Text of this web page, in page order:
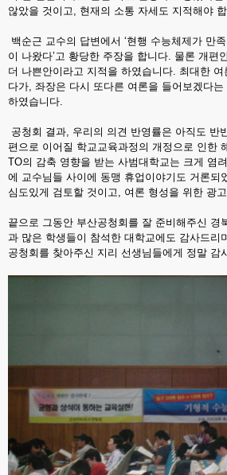
않았을 것이고, 현재의 소통 자세도 지적해야
백순근 교수의 답변에서 ‘현행 수능체제가 만
이 나왔다’고 황당한 주장을 합니다. 물론 개편
더 나쁜안이라고 지적을 하였습니다. 최대한
다가, 좌장은 다시 또다른 여론을 들어보겠다
하였습니다.
공청회 결과, 우리의 의견 반영률은 아직도 반
편으로 이어질 학교교육과정의 개정으로 인한
TO의 감축 영향을 받는 사범대학교는 크게 염
에 교수님들 사이에 동맹 휴업이야기도 거론되
심도있게 검토할 것이고, 여론 형성을 위한 광
끝으로 그동안 부산공청회를 잘 준비해주신 경
과 많은 학생들이 참석한 대학교에도 감사드리
공청회를 찾아주신 지리 선생님들에게 정말 감